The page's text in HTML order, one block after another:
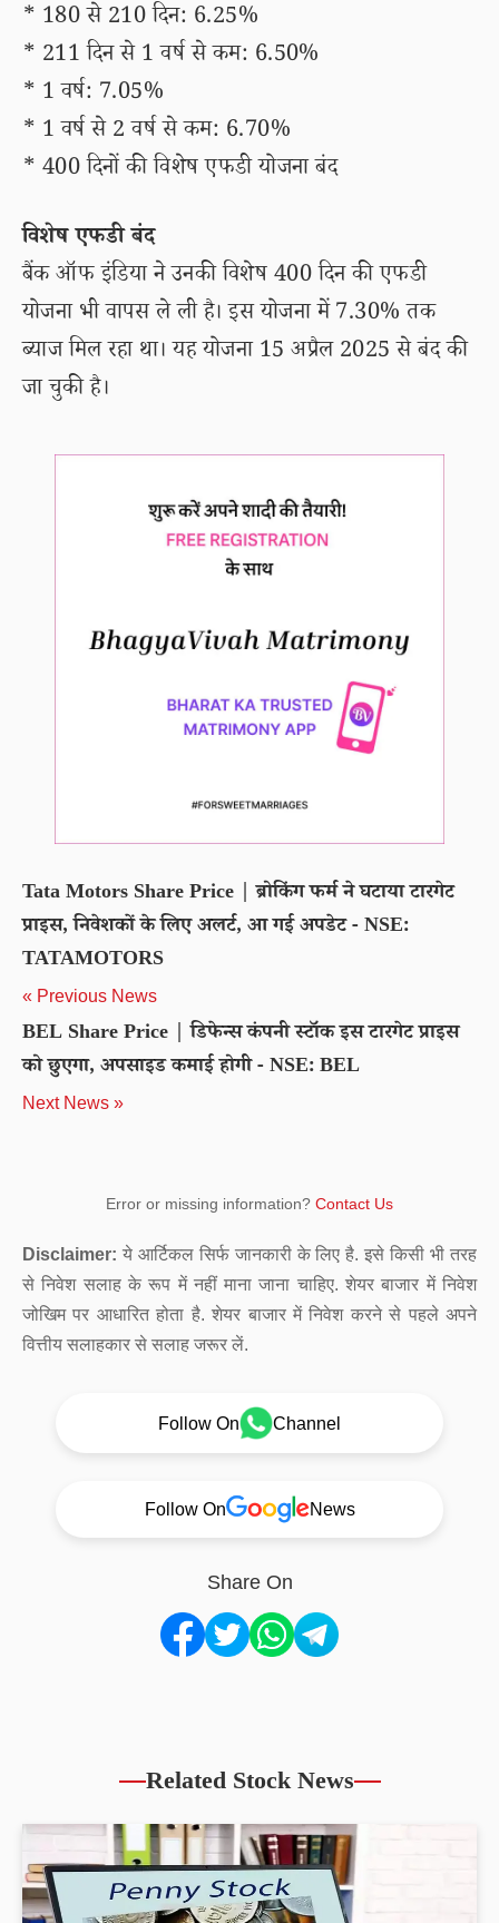
* 180 से 210 दिन: 6.25%
* 211 दिन से 1 वर्ष से कम: 6.50%
* 1 वर्ष: 7.05%
* 1 वर्ष से 2 वर्ष से कम: 6.70%
* 400 दिनों की विशेष एफडी योजना बंद
विशेष एफडी बंद
बैंक ऑफ इंडिया ने उनकी विशेष 400 दिन की एफडी
योजना भी वापस ले ली है। इस योजना में 7.30% तक
ब्याज मिल रहा था। यह योजना 15 अप्रैल 2025 से बंद की
जा चुकी है।
Tata Motors Share Price | ब्रोकिंग फर्म ने घटाया टारगेट
प्राइस, निवेशकों के लिए अलर्ट, आ गई अपडेट - NSE:
TATAMOTORS
« Previous News
BEL Share Price | डिफेन्स कंपनी स्टॉक इस टारगेट प्राइस
को छुएगा, अपसाइड कमाई होगी - NSE: BEL
Next News »
Error or missing information? Contact Us
Disclaimer: ये आर्टिकल सिर्फ जानकारी के लिए है. इसे किसी भी तरह
से निवेश सलाह के रूप में नहीं माना जाना चाहिए. शेयर बाजार में निवेश
जोखिम पर आधारित होता है. शेयर बाजार में निवेश करने से पहले अपने
वित्तीय सलाहकार से सलाह जरूर लें.
Follow On Channel
Follow On News
Share On
Related Stock News